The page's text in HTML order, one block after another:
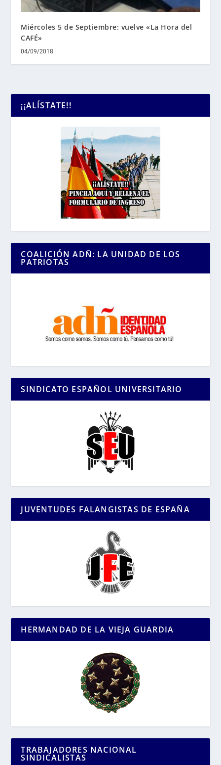
Miércoles 5 de Septiembre: vuelve «La Hora del
CAFÉ»
04/09/2018
¡¡ALÍSTATE!!
COALICIÓN ADÑ: LA UNIDAD DE LOS
PATRIOTAS
SINDICATO ESPAÑOL UNIVERSITARIO
JUVENTUDES FALANGISTAS DE ESPAÑA
HERMANDAD DE LA VIEJA GUARDIA
TRABAJADORES NACIONAL
SINDICALISTAS